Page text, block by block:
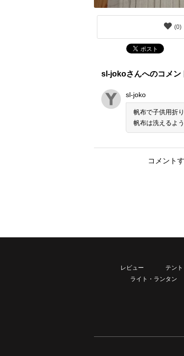
(0)
sl-jokoさんへのコメン
sl-joko
帆布で子供用折
帆布は洗えるよ
コメント
レビュー テン
ライト・ランタン